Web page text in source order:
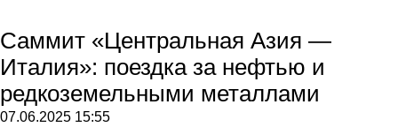
Саммит «Центральная Азия —
Италия»: поездка за нефтью и
редкоземельными металлами
07.06.2025 15:55